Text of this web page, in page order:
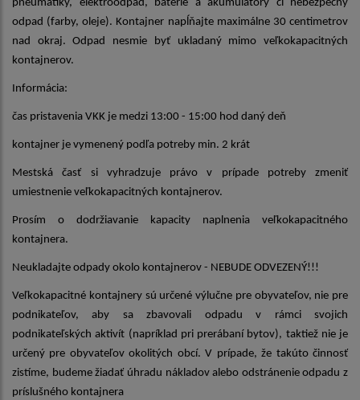
pneumatiky, elektroodpad, batérie a akumulátory či nebezpečný
odpad (farby, oleje). Kontajner napĺňajte maximálne 30 centimetrov
nad okraj. Odpad nesmie byť ukladaný mimo veľkokapacitných
kontajnerov.
Informácia:
čas pristavenia VKK je medzi 13:00 - 15:00 hod daný deň
kontajner je vymenený podľa potreby min. 2 krát
Mestská časť si vyhradzuje právo v prípade potreby zmeniť
umiestnenie veľkokapacitných kontajnerov.
Prosím o dodržiavanie kapacity naplnenia veľkokapacitného
kontajnera.
Neukladajte odpady okolo kontajnerov - NEBUDE ODVEZENÝ!!!
Veľkokapacitné kontajnery sú určené výlučne pre obyvateľov, nie pre
podnikateľov, aby sa zbavovali odpadu v rámci svojich
podnikateľských aktivít (napríklad pri prerábaní bytov), taktiež nie je
určený pre obyvateľov okolitých obcí. V prípade, že takúto činnosť
zistíme, budeme žiadať úhradu nákladov alebo odstránenie odpadu z
príslušného kontajnera